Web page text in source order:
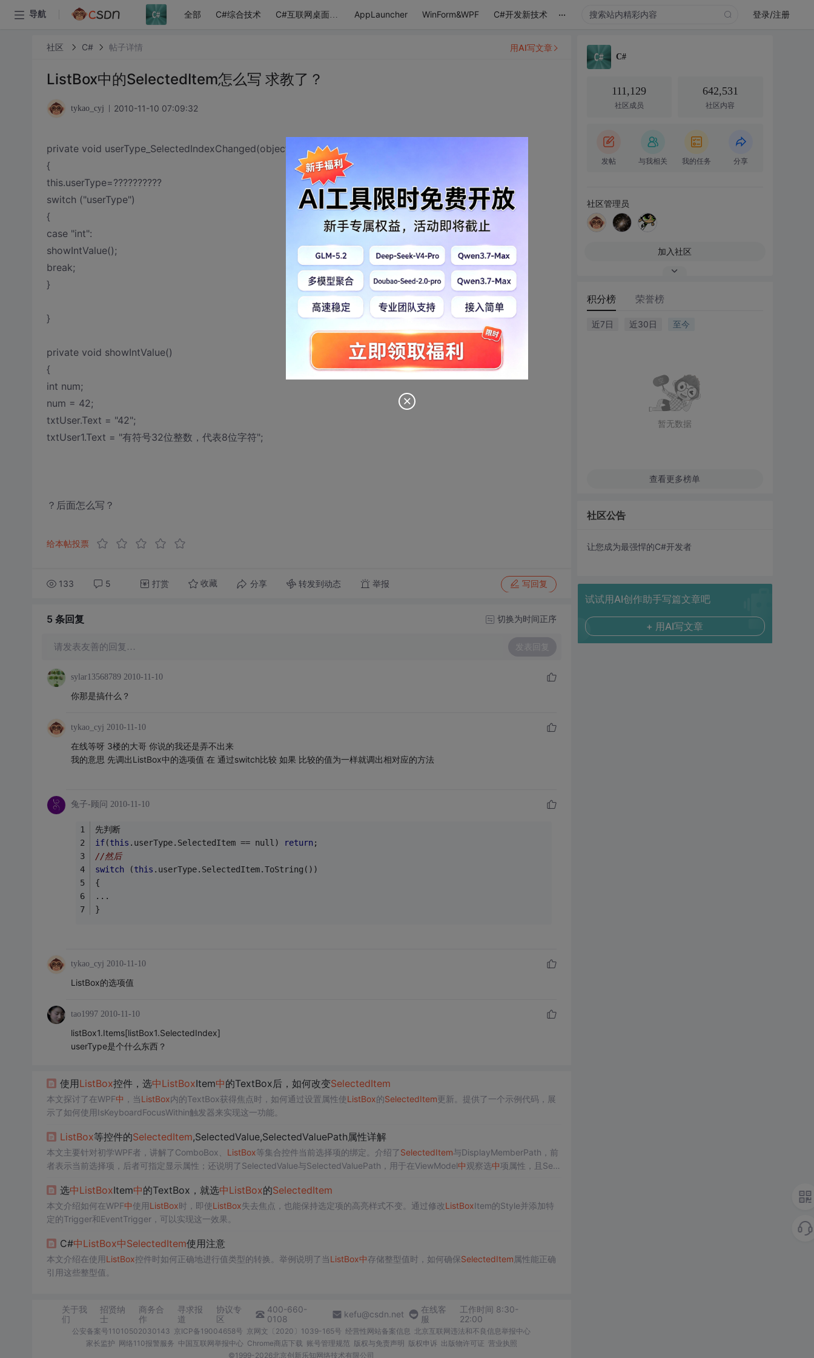
导航 全部 C#综合技术 C#互联网桌面应用 AppLauncher WinForm&WPF C#开发新技术 ... 登录/注册
社区 C# 帖子详情
ListBox中的SelectedItem怎么写 求教了？
tykao_cyj 2010-11-10 07:09:32
private void userType_SelectedIndexChanged(object sender,EventArgs e)
{
this.userType=??????????
switch ("userType")
{
case "int":
showIntValue();
break;
}
}
private void showIntValue()
{
int num;
num = 42;
txtUser.Text = "42";
txtUser1.Text = "有符号32位整数，代表8位字符";
？后面怎么写？
给本帖投票
133 5 打赏 收藏 分享 转发到动态 举报 写回复
用AI写文章
5 条回复 切换为时间正序
请发表友善的回复… 发表回复
sylar13568789 2010-11-10
你那是搞什么？
tykao_cyj 2010-11-10
在线等呀 3楼的大哥 你说的我还是弄不出来
我的意思 先调出ListBox中的选项值 在 通过switch比较 如果 比较的值为一样就调出相对应的方法
兔子-顾问 2010-11-10
先判断
if(this .userType.SelectedItem == null) return;
//然后
switch (this .userType.SelectedItem.ToString())
{
...
}
tykao_cyj 2010-11-10
ListBox的选项值
tao1997 2010-11-10
listBox1.Items[listBox1.SelectedIndex]
userType是个什么东西？
使用ListBox控件，选中ListBoxItem中的TextBox后，如何改变SelectedItem
本文探讨了在WPF中 ，当ListBox内的TextBox获得焦点时，如何通过设置属性使ListBox的SelectedItem更新。提供了一个示例代码，展
示了如何使用IsKeyboardFocusWithin触发器来实现这一功能。
ListBox等控件的SelectedItem,SelectedValue,SelectedValuePath属性详解
本文主要针对初学WPF者，讲解了ComboBox、 ListBox等集合控件当前选择项的绑定。介绍了SelectedItem与DisplayMemberPath，前
者表示当前选择项，后者可指定显示属性；还说明了SelectedValue与SelectedValuePath，用于在ViewModel中观察选中项属性，且Sele
选中ListBoxItem中的TextBox，就选中ListBox的SelectedItem
本文介绍如何在WPF中使用ListBox时，即使ListBox失去焦点，也能保持选定项的高亮样式不变。通过修改ListBoxItem的Style并添加特
定的Trigger和EventTrigger，可以实现这一效果。
C#中ListBox中SelectedItem使用注意
本文介绍在使用ListBox控件时如何正确地进行值类型的转换。举例说明了当ListBox中存储整型值时，如何确保SelectedItem属性能正确
引用这些整型值。
关于我
们
招贤纳
士
商务合
作
寻求报
道
协议专
区
400-660-
0108
kefu@csdn.net
在线客
服
工作时间 8:30-
22:00
公安备案号11010502030143 京ICP备19004658号 京网文〔2020〕1039-165号 经营性网站备案信息 北京互联网违法和不良信息举报中心
家长监护 网络110报警服务 中国互联网举报中心 Chrome商店下载 账号管理规范 版权与免责声明 版权申诉 出版物许可证 营业执照
©1999-2026北京创新乐知网络技术有限公司
C#
111,129
社区成员
642,531
社区内容
发帖 与我相关 我的任务 分享
社区管理员
加入社区
积分榜 荣誉榜
近7日 近30日 至今
暂无数据
查看更多榜单
社区公告
让您成为最强悍的C#开发者
试试用AI创作助手写篇文章吧
+ 用AI写文章